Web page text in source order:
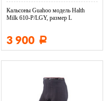
Кальсоны Guahoo модель Halth
Milk 610-P/LGY, размер L
3 900 Р